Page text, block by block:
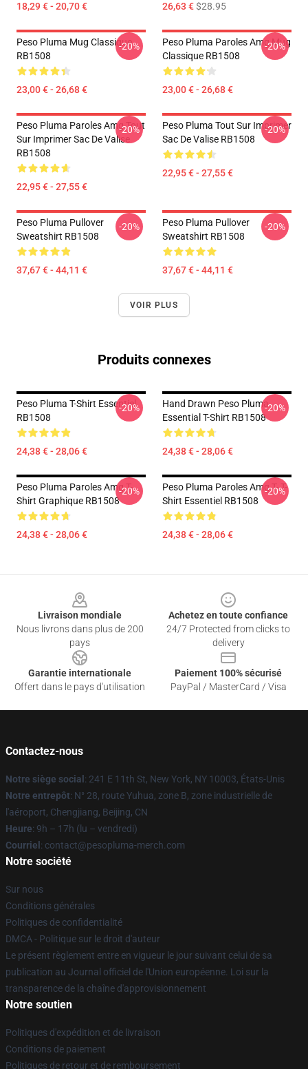
18,29 € - 20,70 € 26,63 €$28.95
Peso Pluma Mug Classique
RB1508
23,00 € - 26,68 €
-20%
Peso Pluma Paroles Amg Mug
Classique RB1508
23,00 € - 26,68 €
-20%
Peso Pluma Paroles Amg Tout
Sur Imprimer Sac De Valise
RB1508
22,95 € - 27,55 €
-20%
Peso Pluma Tout Sur Imprimer
Sac De Valise RB1508
22,95 € - 27,55 €
-20%
Peso Pluma Pullover
Sweatshirt RB1508
37,67 € - 44,11 €
-20%
Peso Pluma Pullover
Sweatshirt RB1508
37,67 € - 44,11 €
-20%
VOIR PLUS
Produits connexes
Peso Pluma T-Shirt Essentiel
RB1508
24,38 € - 28,06 €
-20%
Hand Drawn Peso Pluma
Essential T-Shirt RB1508
24,38 € - 28,06 €
-20%
Peso Pluma Paroles Amg T-
Shirt Graphique RB1508
24,38 € - 28,06 €
-20%
Peso Pluma Paroles Amg T- T-
Shirt Essentiel RB1508
24,38 € - 28,06 €
-20%
Livraison mondiale
Nous livrons dans plus de 200
pays
Achetez en toute confiance
24/7 Protected from clicks to
delivery
Garantie internationale
Offert dans le pays d'utilisation
Paiement 100% sécurisé
PayPal / MasterCard / Visa
Contactez-nous
Notre siège social : 241 E 11th St, New York, NY 10003, États-Unis
Notre entrepôt: N° 28, route Yuhua, zone B, zone industrielle de
l'aéroport, Chengjiang, Beijing, CN
Heure: 9h – 17h (lu – vendredi)
Courriel : contact@pesopluma-merch.com
Notre société
Sur nous
Conditions générales
Politiques de confidentialité
DMCA - Politique sur le droit d'auteur
Le présent règlement entre en vigueur le jour suivant celui de sa
publication au Journal officiel de l'Union européenne. Loi sur la
transparence de la chaîne d'approvisionnement
Notre soutien
Politiques d'expédition et de livraison
Conditions de paiement
Politiques de retour et de remboursement